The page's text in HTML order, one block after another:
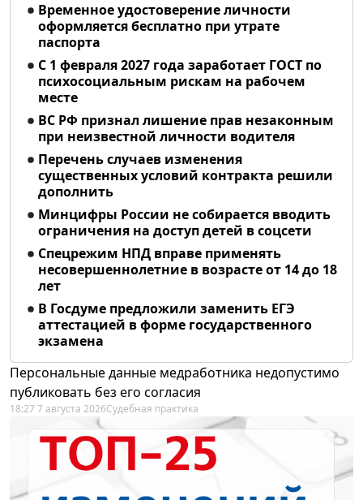
Временное удостоверение личности
оформляется бесплатно при утрате
паспорта
С 1 февраля 2027 года заработает ГОСТ по
психосоциальным рискам на рабочем
месте
ВС РФ признал лишение прав незаконным
при неизвестной личности водителя
Перечень случаев изменения
существенных условий контракта решили
дополнить
Минцифры России не собирается вводить
ограничения на доступ детей в соцсети
Спецрежим НПД вправе применять
несовершеннолетние в возрасте от 14 до 18
лет
В Госдуме предложили заменить ЕГЭ
аттестацией в форме государственного
экзамена
Персональные данные медработника недопустимо
публиковать без его согласия
18:27 7 августа 2026Судебная практика